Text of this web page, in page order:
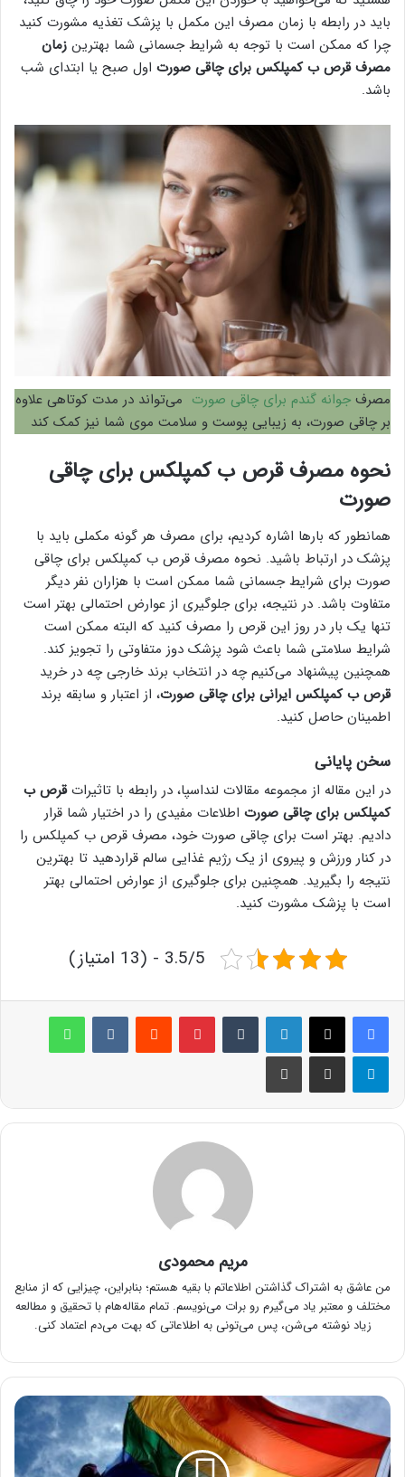
باید در رابطه با زمان مصرف این مکمل با پزشک تغذیه مشورت کنید
چرا که ممکن است با توجه به شرایط جسمانی شما بهترین زمان
مصرف قرص ب کمپلکس برای چاقی صورت اول صبح یا ابتدای شب
باشد.
مصرف جوانه گندم برای چاقی صورت می‌تواند در مدت کوتاهی علاوه
بر چاقی صورت، به زیبایی پوست و سلامت موی شما نیز کمک کند
نحوه مصرف قرص ب کمپلکس برای چاقی
صورت
همانطور که بارها اشاره کردیم، برای مصرف هر گونه مکملی باید با
پزشک در ارتباط باشید. نحوه مصرف قرص ب کمپلکس برای چاقی
صورت برای شرایط جسمانی شما ممکن است با هزاران نفر دیگر
متفاوت باشد. در نتیجه، برای جلوگیری از عوارض احتمالی بهتر است
تنها یک بار در روز این قرص را مصرف کنید که البته ممکن است
شرایط سلامتی شما باعث شود پزشک دوز متفاوتی را تجویز کند.
همچنین پیشنهاد می‌کنیم چه در انتخاب برند خارجی چه در خرید
قرص ب کمپلکس ایرانی برای چاقی صورت، از اعتبار و سابقه برند
اطمینان حاصل کنید.
سخن پایانی
در این مقاله از مجموعه مقالات لنداسپا، در رابطه با تاثیراتقرص ب
کمپلکس برای چاقی صورت اطلاعات مفیدی را در اختیار شما قرار
دادیم. بهتر است برای چاقی صورت خود، مصرف قرص ب کمپلکس را
در کنار ورزش و پیروی از یک رژیم غذایی سالم قراردهید تا بهترین
نتیجه را بگیرید. همچنین برای جلوگیری از عوارض احتمالی بهتر
است با پزشک مشورت کنید.
3.5/5 - (13 امتیاز)
لینکدین ‫تامبلر پینترست‫رددیت ‫VKontakteواتس آپ
تلگرام اشتراک گذاری از طریق ایمیل چاپ
مریم محمودی
من عاشق به اشتراک گذاشتن اطلاعاتم با بقیه هستم؛ بنابراین، چیزایی که از منابع
مختلف و معتبر یاد می‌گیرم رو برات می‌نویسم. تمام مقاله‌هام با تحقیق و مطالعه
زیاد نوشته می‌شن، پس می‌تونی به اطلاعاتی که بهت می‌دم اعتماد کنی.
LGBT
چیست
؟
آشنایی